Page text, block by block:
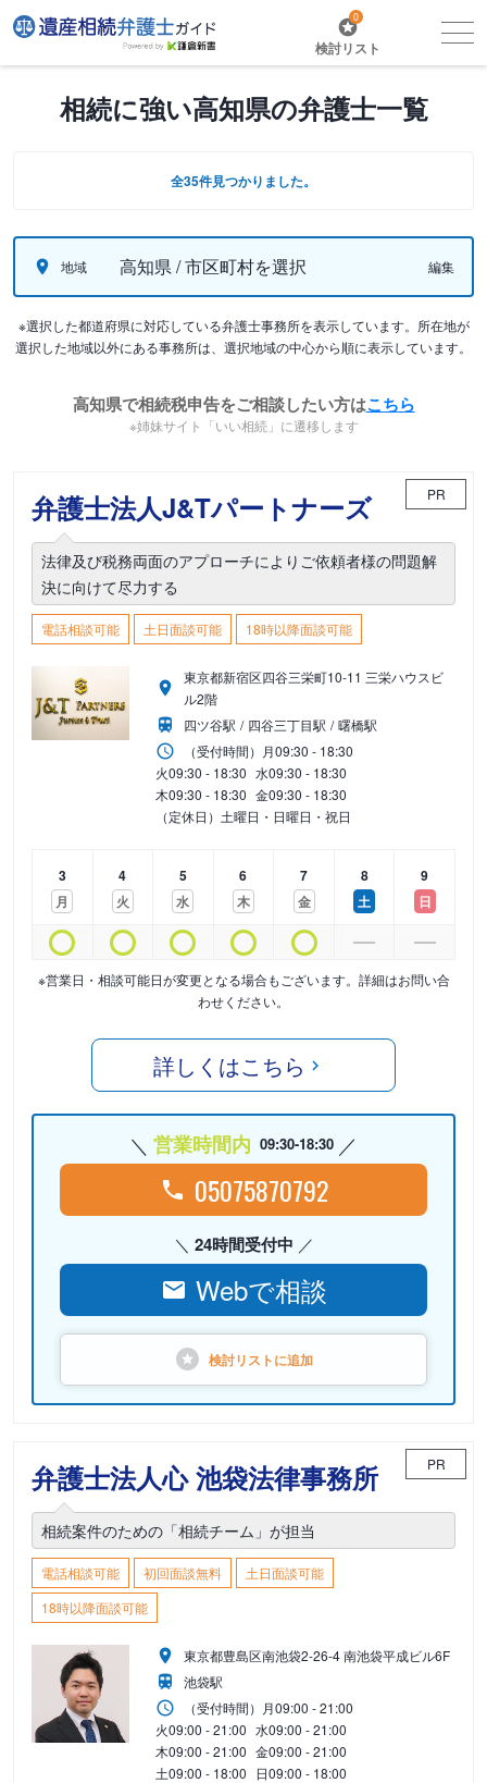
0
検討リスト
相続に強い高知県の弁護士一覧
全35件見つかりました。
地域 高知県 / 市区町村を選択 編集
※選択した都道府県に対応している弁護士事務所を表示しています。所在地が
選択した地域以外にある事務所は、選択地域の中心から順に表示しています。
高知県で相続税申告をご相談したい方はこちら
※姉妹サイト「いい相続」に遷移します
弁護士法人J&Tパートナーズ PR
法律及び税務両面のアプローチによりご依頼者様の問題解
決に向けて尽力する
電話相談可能 土日面談可能 18時以降面談可能
東京都新宿区四谷三栄町10-11 三栄ハウスビ
ル2階
四ツ谷駅
四谷三丁目駅
曙橋駅
（受付時間） 月09:30 - 18:30
火09:30 - 18:30 水09:30 - 18:30
木09:30 - 18:30 金09:30 - 18:30
（定休日）土曜日・日曜日・祝日
3
月
4
火
5
水
6
木
7
金
8
土
9
日
※営業日・相談可能日が変更となる場合もございます。詳細はお問い合
わせください。
詳しくはこちら
営業時間内 09:30-18:30
05075870792
24時間受付中
Webで相談
検討リストに追加
弁護士法人心 池袋法律事務所 PR
相続案件のための「相続チーム」が担当
電話相談可能 初回面談無料
土日面談可能
18時以降面談可能
東京都豊島区南池袋2-26-4 南池袋平成ビル6F
池袋駅
（受付時間） 月09:00 - 21:00
火09:00 - 21:00 水09:00 - 21:00
木09:00 - 21:00 金09:00 - 21:00
土09:00 - 18:00 日09:00 - 18:00